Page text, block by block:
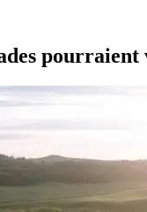
pourraient